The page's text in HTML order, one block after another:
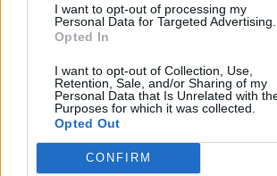
I want to opt-out of processing my
Personal Data for Targeted Advertising.
Opted In
I want to opt-out of Collection, Use,
Retention, Sale, and/or Sharing of my
Personal Data that Is Unrelated with
Purposes for which it was collected.
Opted Out
CONFIRM
Mesterséges intelligencia
BME
MI